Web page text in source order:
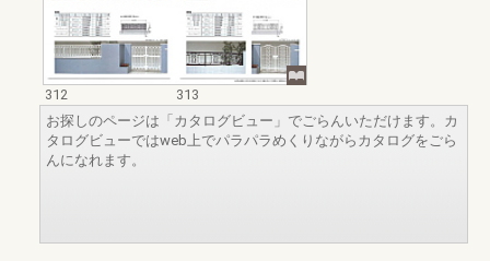
312
313
お探しのページは「カタログビュー」でごらんいただけます。カ
タログビューではweb上でパラパラめくりながらカタログをごら
んになれます。